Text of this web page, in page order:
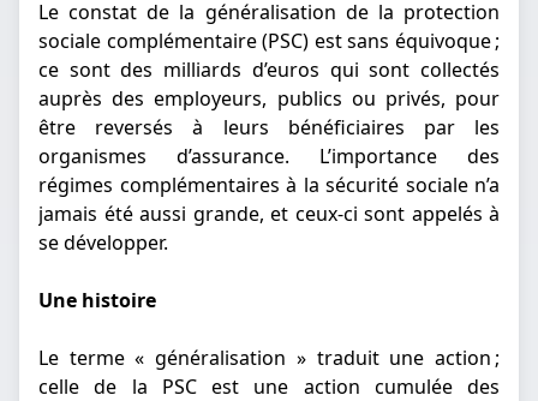
Le constat de la généralisation de la protection
sociale complémentaire (PSC) est sans équivoque ;
ce sont des milliards d’euros qui sont collectés
auprès des employeurs, publics ou privés, pour
être reversés à leurs bénéficiaires par les
organismes d’assurance. L’importance des
régimes complémentaires à la sécurité sociale n’a
jamais été aussi grande, et ceux-ci sont appelés à
se développer.
Une histoire
Le terme « généralisation » traduit une action ;
celle de la PSC est une action cumulée des